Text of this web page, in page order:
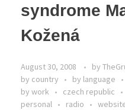
syndrome
Kožená
August 30, 2008 by
by country
by language
by work
czech republic
personal
radio